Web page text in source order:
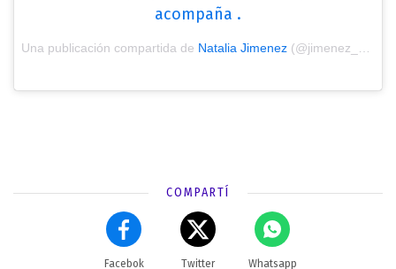
acompaña .
Una publicación compartida de Natalia Jimenez (@jimenez_delseri) el
COMPARTÍ
Facebok Twitter Whatsapp